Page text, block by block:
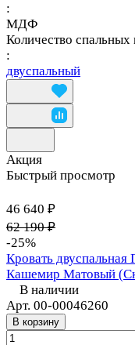
:
МДФ
Количество спальных
:
двуспальный
Акция
Быстрый просмотр
46 640 ₽
62 190 ₽
-25%
Кровать
Кашемир Матовый
В наличии
Арт. 00-00046260
В корзину